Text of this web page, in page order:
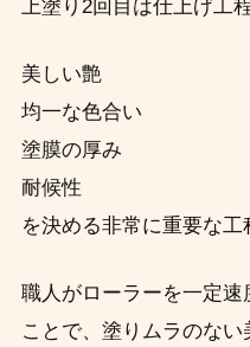
上塗り2回目は仕上げ工
美しい艶
均一な色合い
塗膜の厚み
耐候性
を決める非常に重要な工
職人がローラーを一定
ことで、塗りムラのな